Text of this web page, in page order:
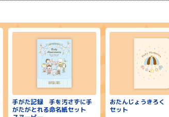
手がた記録 手を汚さずに手
がたがとれる命名紙セット
おたんじょうきろ
セット